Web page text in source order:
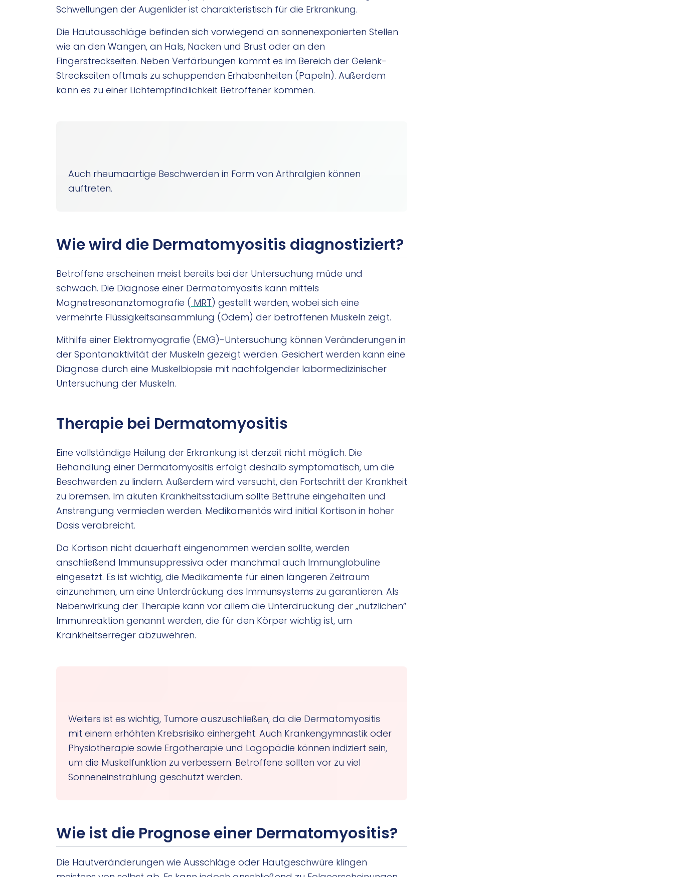
Schwellungen der Augenlider ist charakteristisch für die Erkrankung.
Die Hautausschläge befinden sich vorwiegend an sonnenexponierten Stellen
wie an den Wangen, an Hals, Nacken und Brust oder an den
Fingerstreckseiten. Neben Verfärbungen kommt es im Bereich der Gelenk-
Streckseiten oftmals zu schuppenden Erhabenheiten (Papeln). Außerdem
kann es zu einer Lichtempfindlichkeit Betroffener kommen.
Auch rheumaartige Beschwerden in Form von Arthralgien können
auftreten.
Wie wird die Dermatomyositis diagnostiziert?
Betroffene erscheinen meist bereits bei der Untersuchung müde und
schwach. Die Diagnose einer Dermatomyositis kann mittels
Magnetresonanztomografie ( MRT) gestellt werden, wobei sich eine
vermehrte Flüssigkeitsansammlung (Ödem) der betroffenen Muskeln zeigt.
Mithilfe einer Elektromyografie (EMG)-Untersuchung können Veränderungen in
der Spontanaktivität der Muskeln gezeigt werden. Gesichert werden kann eine
Diagnose durch eine Muskelbiopsie mit nachfolgender labormedizinischer
Untersuchung der Muskeln.
Therapie bei Dermatomyositis
Eine vollständige Heilung der Erkrankung ist derzeit nicht möglich. Die
Behandlung einer Dermatomyositis erfolgt deshalb symptomatisch, um die
Beschwerden zu lindern. Außerdem wird versucht, den Fortschritt der Krankheit
zu bremsen. Im akuten Krankheitsstadium sollte Bettruhe eingehalten und
Anstrengung vermieden werden. Medikamentös wird initial Kortison in hoher
Dosis verabreicht.
Da Kortison nicht dauerhaft eingenommen werden sollte, werden
anschließend Immunsuppressiva oder manchmal auch Immunglobuline
eingesetzt. Es ist wichtig, die Medikamente für einen längeren Zeitraum
einzunehmen, um eine Unterdrückung des Immunsystems zu garantieren. Als
Nebenwirkung der Therapie kann vor allem die Unterdrückung der „nützlichen“
Immunreaktion genannt werden, die für den Körper wichtig ist, um
Krankheitserreger abzuwehren.
Weiters ist es wichtig, Tumore auszuschließen, da die Dermatomyositis
mit einem erhöhten Krebsrisiko einhergeht. Auch Krankengymnastik oder
Physiotherapie sowie Ergotherapie und Logopädie können indiziert sein,
um die Muskelfunktion zu verbessern. Betroffene sollten vor zu viel
Sonneneinstrahlung geschützt werden.
Wie ist die Prognose einer Dermatomyositis?
Die Hautveränderungen wie Ausschläge oder Hautgeschwüre klingen